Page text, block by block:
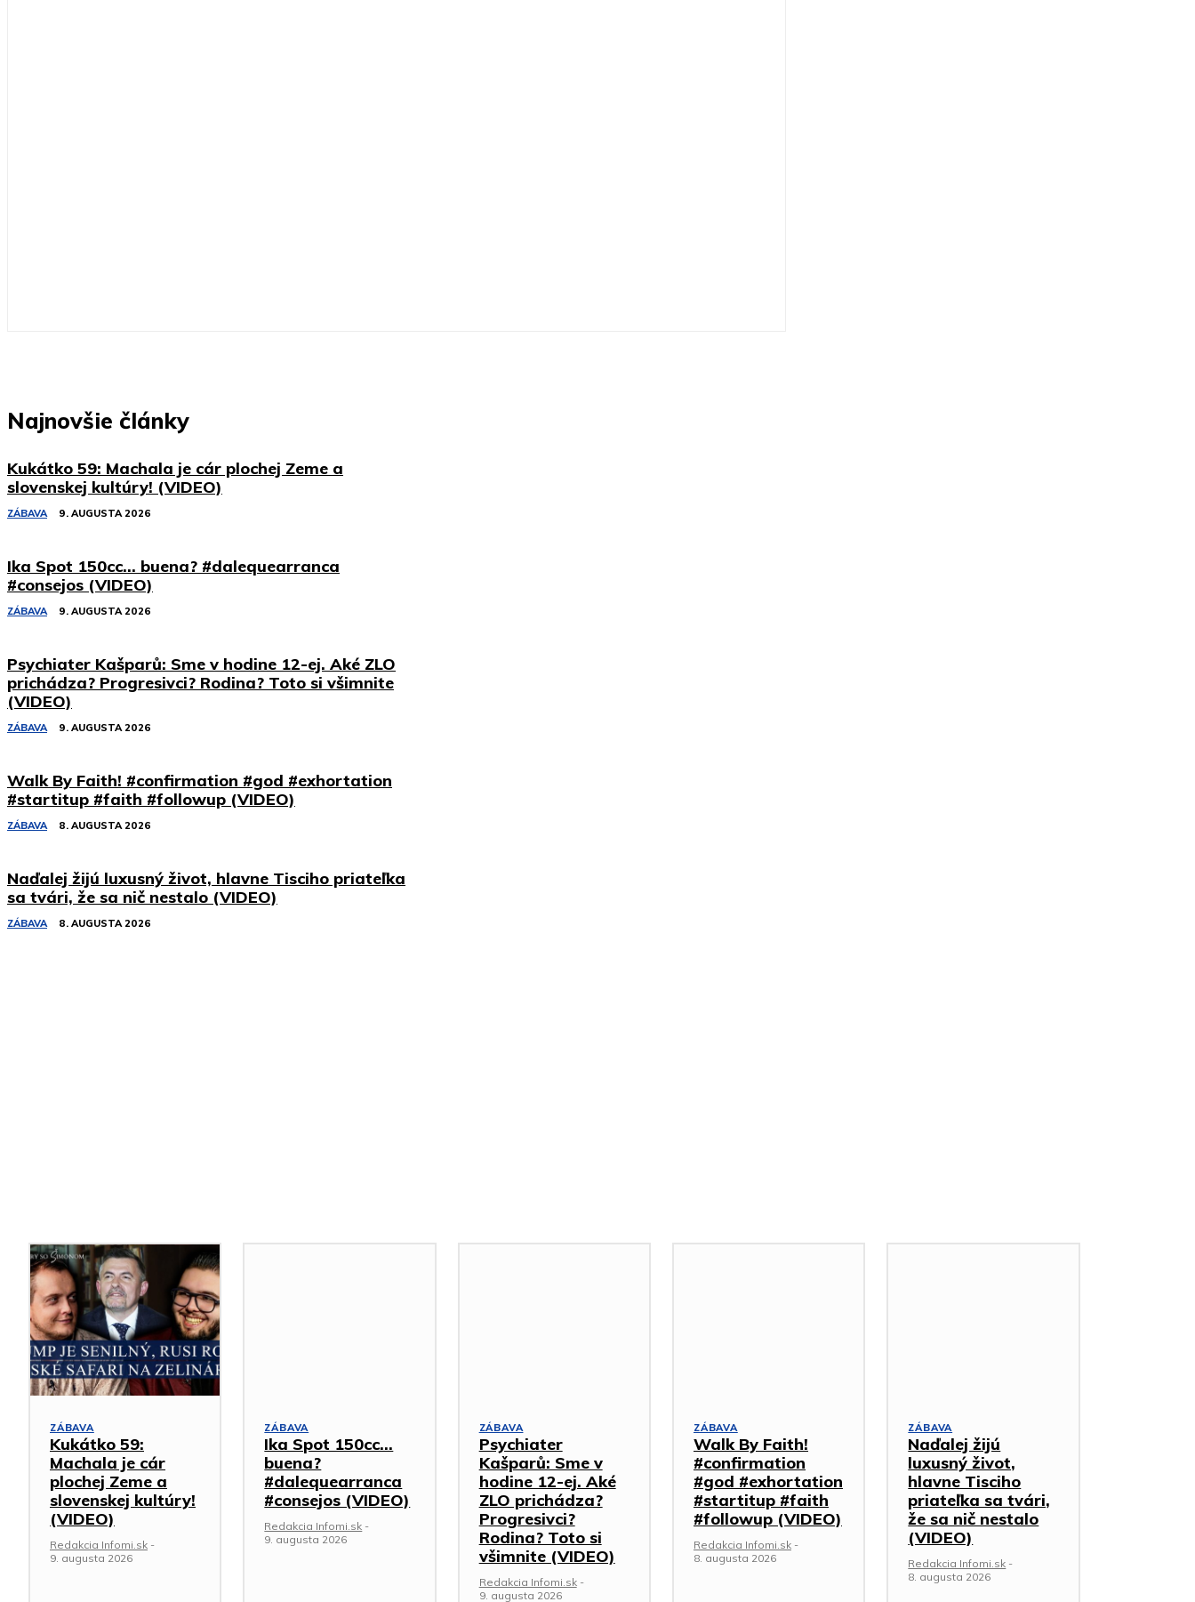
Najnovšie články
Kukátko 59: Machala je cár plochej Zeme a
slovenskej kultúry! (VIDEO)
ZÁBAVA 9. AUGUSTA 2026
Ika Spot 150cc… buena? #dalequearranca
#consejos (VIDEO)
ZÁBAVA 9. AUGUSTA 2026
Psychiater Kašparů: Sme v hodine 12-ej. Aké ZLO
prichádza? Progresivci? Rodina? Toto si všimnite
(VIDEO)
ZÁBAVA 9. AUGUSTA 2026
Walk By Faith! #confirmation #god #exhortation
#startitup #faith #followup (VIDEO)
ZÁBAVA 8. AUGUSTA 2026
Naďalej žijú luxusný život, hlavne Tisciho priateľka
sa tvári, že sa nič nestalo (VIDEO)
ZÁBAVA 8. AUGUSTA 2026
ZÁBAVA
Kukátko 59:
Machala je cár
plochej Zeme a
slovenskej kultúry!
(VIDEO)
Redakcia Infomi.sk -
9. augusta 2026
ZÁBAVA
Ika Spot 150cc…
buena?
#dalequearranca
#consejos (VIDEO)
Redakcia Infomi.sk -
9. augusta 2026
ZÁBAVA
Psychiater
Kašparů: Sme v
hodine 12-ej. Aké
ZLO prichádza?
Progresivci?
Rodina? Toto si
všimnite (VIDEO)
Redakcia Infomi.sk -
9. augusta 2026
ZÁBAVA
Walk By Faith!
#confirmation
#god #exhortation
#startitup #faith
#followup (VIDEO)
Redakcia Infomi.sk -
8. augusta 2026
ZÁBAVA
Naďalej žijú
luxusný život,
hlavne Tisciho
priateľka sa tvári,
že sa nič nestalo
(VIDEO)
Redakcia Infomi.sk -
8. augusta 2026